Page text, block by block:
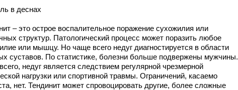
в деснах
– это острое воспалительное поражение сухожилия или
структур. Патологический процесс может поразить любое
или мышцу. Но чаще всего недуг диагностируется в области
суставов. По статистике, болезни больше подвержены мужчины.
недуг является следствием регулярной чрезмерной
нагрузки или спортивной травмы. Ограничений, касаемо
нет. Тендинит может спровоцировать другие, более сложные